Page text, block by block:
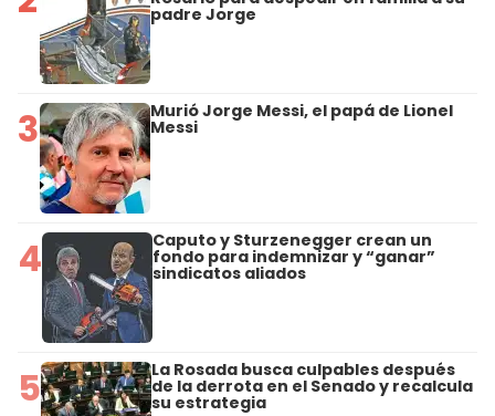
padre Jorge
3 Murió Jorge Messi, el papá de Lionel
Messi
4 Caputo y Sturzenegger crean un
fondo para indemnizar y “ganar”
sindicatos aliados
5 La Rosada busca culpables después
de la derrota en el Senado y recalcula
su estrategia